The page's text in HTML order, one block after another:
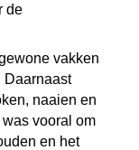
de
vakken
Daarnaast
naaien en
vooral om
en het